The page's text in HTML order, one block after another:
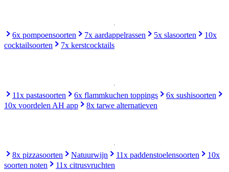
6x pompoensoorten 7x aardappelrassen 5x slasoorten
10x
cocktailsoorten
7x kerstcocktails
11x pastasoorten 6x flammkuchen toppings
6x sushisoorten
10x voordelen AH app
8x tarwe alternatieven
8x pizzasoorten Natuurwijn 11x paddenstoelensoorten
10x
soorten noten
11x citrusvruchten